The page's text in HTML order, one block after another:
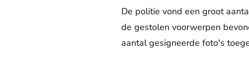
De politie vond een groot
de gestolen voorwerpen
aantal gesigneerde foto's